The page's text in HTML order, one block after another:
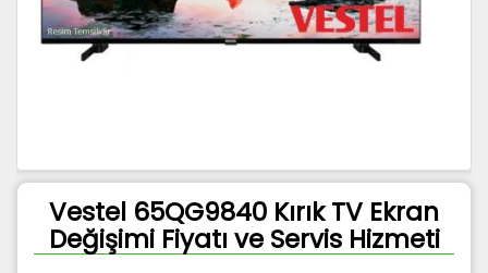
Vestel 65QG9840 Kırık TV Ekran
Değişimi Fiyatı ve Servis Hizmeti